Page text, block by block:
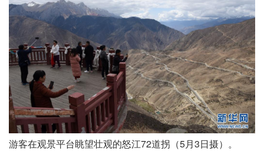
游客在观景平台眺望壮观的怒江72道拐（5月3日摄）。